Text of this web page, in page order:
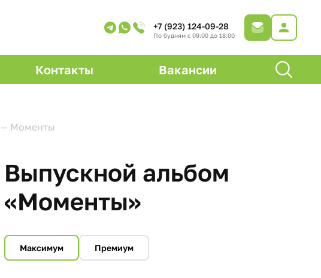
+7 (923) 124-09-28
По будням с 09:00 до 18:00
Контакты Вакансии
— Моменты
Выпускной альбом
«Моменты»
Максимум Премиум